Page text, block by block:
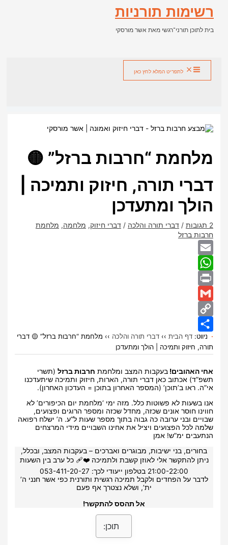
דילוג
לתוכןרשימות תורניות
בית לתוכן תורני־רגשי מאת אשר מורסקי
לתפריט המלא לחץ כאן
מלחמת “חרבות ברזל” 🟡
דברי תורה, חיזוק ותמיכה |
הולך ומתעדכן
2 תגובות /דברי תורה והלכה /דברי חיזוק, מלחמה, מלחמת
חרבות ברזל
Email
WhatsApp
Print
Gmail
Copy
Link
Share
ניווט:דף הבית ››דברי תורה והלכה ›› מלחמת “חרבות ברזל” 🟡 דברי
תורה, חיזוק ותמיכה | הולך ומתעדכן
אחי האהובים!בעקבות המצב ומלחמת חרבות ברזל (תשרי
תשפ”ד) אכתוב כאן דברי תורה, הארות, חיזוק ותמיכה שיתעדכנו
אי”ה. ראו ב’תוכן’ (המספר האחרון בתוכן = העדכון האחרון).
אנו בשעות לא פשוטות כלל. מזה ימי ‘מלחמת יום הכיפורים’ לא
חווינו חוסר אונים שכזה, מחדל שכזה ומספר הרוגים ופצועים,
שבויים ובני ערובה כה גבוה בתוך מספר שעות ל”ע. ה’ ישלח רפואה
שלמה לכל הפצועים ויציל את אחינו השבויים מידי המרצחים
הנתעבים ימ”ש! אמן
בחורים, בני ישיבות, מבוגרים ואברכים – בעקבות המצב, ובכלל,
ניתן להתקשר אלי לאוזן קשבת ולתמיכה ❤️‍🩹 כל ערב בין השעות
21:00-22:00 בטלפון ייעודי לכך: 053-411-20-27
לדבר על הפחדים ולקבל תמיכה רגשית ותורנית כפי אשר חנני ה’
ית’, ושלא נצטרך אף פעם
אל תהסס להתקשר!
תוכן: